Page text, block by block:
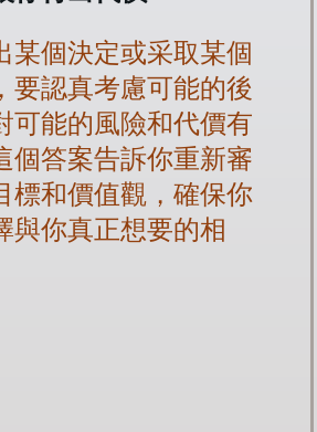
某個決定或采取某個
要認真考慮可能的後
可能的風險和代價有
個答案告訴你重新審
標和價值觀，確保你
與你真正想要的相